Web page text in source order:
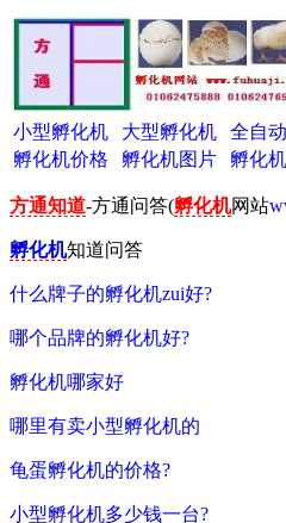
小型孵化机 大型孵化机 全自
孵化机价格
孵化机图片 孵化
方通知道-方通问答(孵化机网站
孵化机知道问答
什么牌子的孵化机zui好?
哪个品牌的孵化机好?
孵化机哪家好
哪里有卖小型孵化机的
龟蛋孵化机的价格?
小型孵化机多少钱一台?